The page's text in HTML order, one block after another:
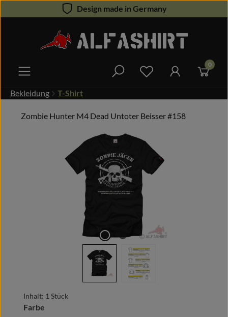
Zum Hauptinhalt springenDesign made in Germany
Du hast 0 0
Bekleidung T-Shirt
Zombie Hunter M4 Dead Untoter Beisser #158
Bildergalerie überspringen
Inhalt: 1 Stück
Farbe